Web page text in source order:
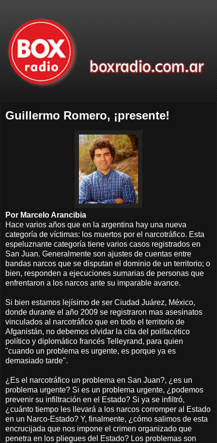
Guillermo Romero, ¡presente!
Por Marcelo Arancibia
Hace varios años que en la argentina hay una nueva
categoría de víctimas: los muertos por el narcotráfico. Esta
espeluznante categoría tiene varios casos registrados en
San Juan. Generalmente son ajustes de cuentas entre
bandas narcos que se disputan el dominio de un territorio; o
bien, responden a ejecuciones sumarias de personas que
enfrentaron a los narcos ante su imparable avance.
Si bien estamos lejísimo de ser Ciudad Juárez, México,
donde durante el año 2009 se registraron mas asesinatos
vinculados al narcotráfico que en todo el territorio de
Afganistán, no debemos olvidar la cita del polifacético
político y diplomático francés Telleyrand, para quien
"cuando un problema es urgente, es porque ya es
demasiado tarde".
¿Es el narcotráfico un problema en San Juan?, ¿es un
problema urgente? Si es un problema urgente, ¿podemos
prevenir su infiltración en el Estado? Si ya se infiltró,
¿cuánto tiempo les llevará a los narcos corromper al Estado
en un Narco-Estado? Y, finalmente, ¿cómo salimos de esta
encrucijada que nos impone el crimen organizado que
penetra en los pliegues del Estado? Los problemas son